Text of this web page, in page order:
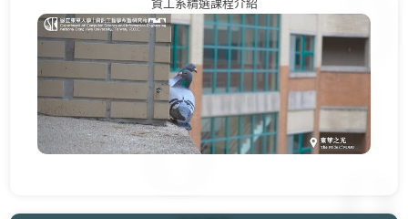
資工系精選課程介紹